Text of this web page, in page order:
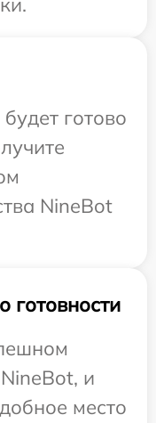
готово
NineBot
и
место